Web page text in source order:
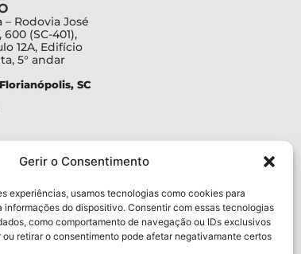
Gerir o Consentimento
experiências, usamos tecnologias como cookies para
informações do dispositivo. Consentir com essas tecnologias
como comportamento de navegação ou IDs exclusivos
ou retirar o consentimento pode afetar negativamante certos
– Rodovia José
(SC-401),
12A, Edifício
5° andar
SC